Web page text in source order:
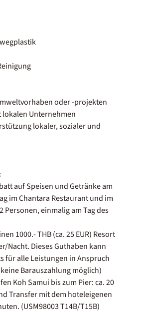
oder -projekten
Unternehmen
lokaler, sozialer und
auf Speisen und Getränke am
im Chantara Restaurant und im
Personen, einmalig am Tag des
1000.- THB (ca. 25 EUR) Resort
Nacht. Dieses Guthaben kann
für alle Leistungen in Anspruch
Barauszahlung möglich)
Koh Samui bis zum Pier: ca. 20
Transfer mit dem hoteleigenen
(USM98003 T14B/T15B)